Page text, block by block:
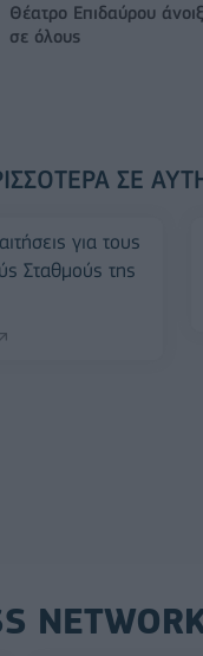
Θέατρο Επιδαύρου
σε όλους
ΣΕ
για τους
Σταθμούς της